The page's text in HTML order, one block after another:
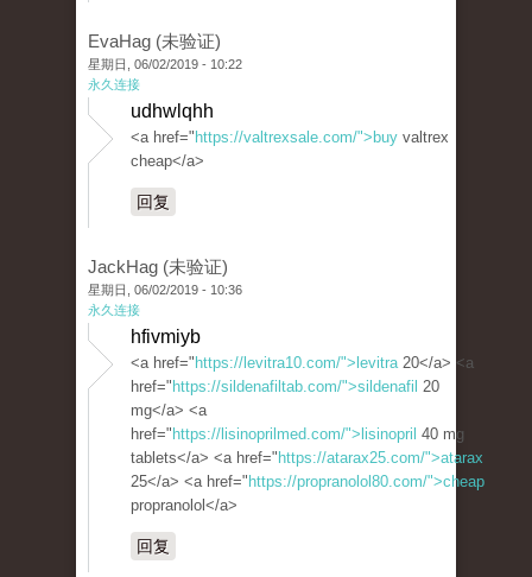
EvaHag (未验证)
星期日, 06/02/2019 - 10:22
永久连接
udhwlqhh
<a href=" https://valtrexsale.com/">buy valtrex
cheap</a>
回复
JackHag (未验证)
星期日, 06/02/2019 - 10:36
永久连接
hfivmiyb
<a href=" https://levitra10.com/">levitra20</a> <a
href=" https://sildenafiltab.com/">sildenafil 20
mg</a> <a
href=" https://lisinoprilmed.com/">lisinopril 40 mg
tablets</a> <a href=" https://atarax25.com/">atarax
25</a> <a href=" https://propranolol80.com/">cheap
propranolol</a>
回复